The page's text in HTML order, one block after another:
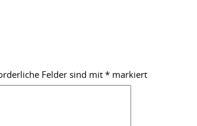
Felder sind mit *markiert